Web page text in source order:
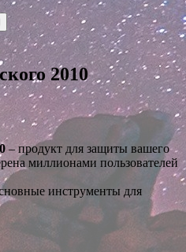
2010
– продукт для защиты вашего
миллионами пользователей
инструменты для